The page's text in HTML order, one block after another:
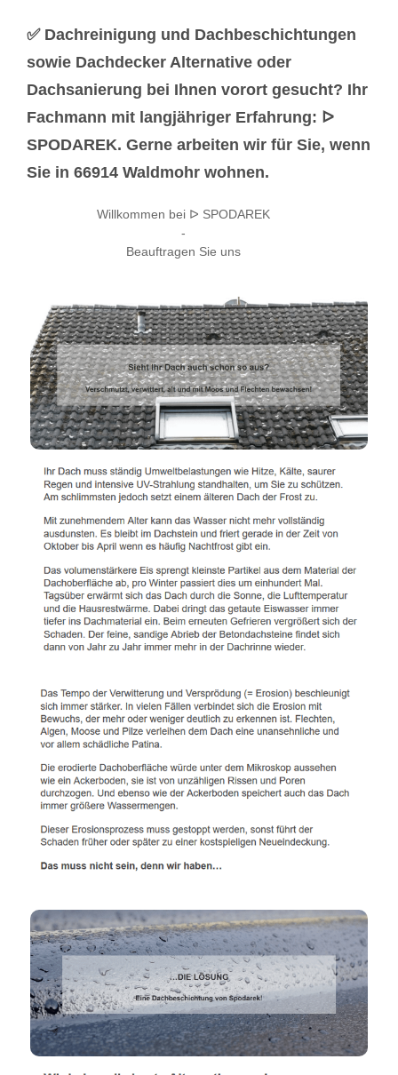
✅ Dachreinigung und Dachbeschichtungen
sowie Dachdecker Alternative oder
Dachsanierung bei Ihnen vorort gesucht? Ihr
Fachmann mit langjähriger Erfahrung: ᐅ
SPODAREK. Gerne arbeiten wir für Sie, wenn
Sie in 66914 Waldmohr wohnen.
Willkommen bei ᐅ SPODAREK
-
Beauftragen Sie uns